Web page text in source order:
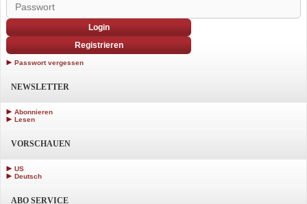
Login
Registrieren
Passwort vergessen
NEWSLETTER
Abonnieren
Lesen
VORSCHAUEN
US
Deutsch
ABO SERVICE